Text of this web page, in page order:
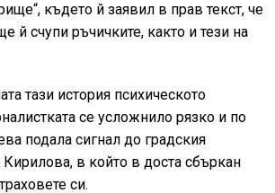
където й заявил в прав текст, че
й счупи ръчичките, както и тези на
тази история психическото
се усложнило рязко и по
подала сигнал до градския
в който в доста сбъркан
си.